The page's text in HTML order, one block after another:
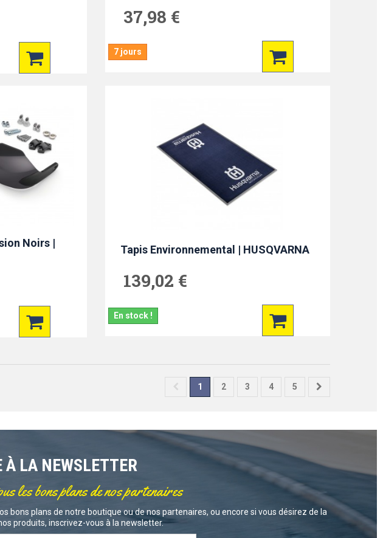
37,98 €
7 jours
Noirs |
Tapis Environnemental | HUSQVARNA
139,02 €
En stock !
1 2 3 4 5
À LA NEWSLETTER
les bons plans de nos partenaires
bons plans de notre boutique ou de nos partenaires, ou encore si vous désirez de la
produits, inscrivez-vous à la newsletter.